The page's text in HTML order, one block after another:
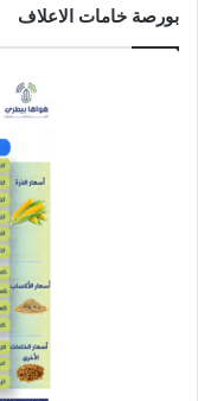
بورصة خامات الاعلاف